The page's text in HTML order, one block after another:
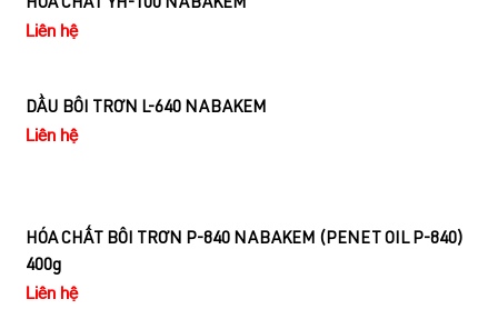
HÓA CHẤT YH-100 NABAKEM
Liên hệ
DẦU BÔI TRƠN L-640 NABAKEM
Liên hệ
HÓA CHẤT BÔI TRƠN P-840 NABAKEM (PENET OIL P-840)
400g
Liên hệ